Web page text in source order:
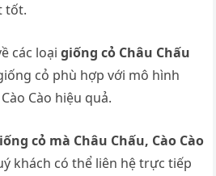
tốt.
các loạigiống cỏ Châu Chấu
cỏ phù hợp với mô hình
Cào hiệu quả.
cỏ mà Châu Chấu, Cào Cào
khách có thể liên hệ trực tiếp